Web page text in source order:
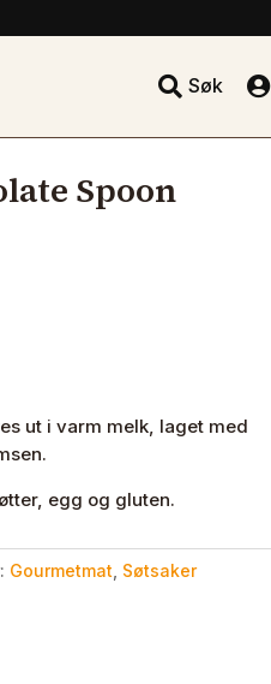
 Søk 
Spoon
ut i varm melk, laget med
egg og gluten.
Gourmetmat Søtsaker